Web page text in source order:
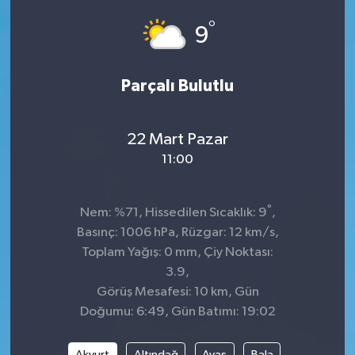
9°
Parçalı Bulutlu
22 Mart Pazar
11:00
Nem: %71, Hissedilen Sıcaklık: 9° ,
Basınç: 1006 hPa, Rüzgar: 12 km/s,
Toplam Yağış: 0 mm, Çiy Noktası:
3.9,
Görüş Mesafesi: 10 km, Gün
Doğumu: 6:49, Gün Batımı: 19:02
Magazin
Günün Haberleri
Yazarlarımız